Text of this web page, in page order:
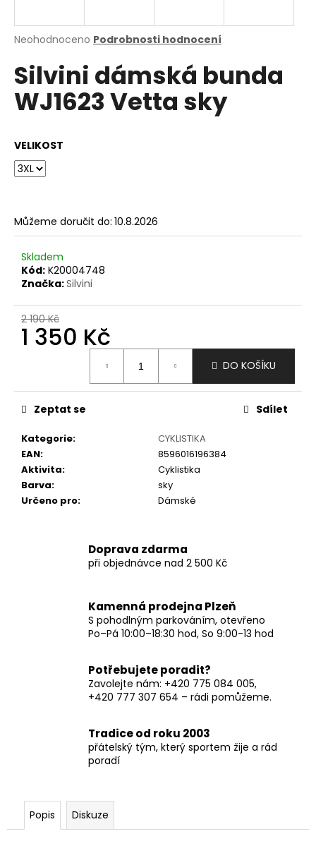
Průměrné
produktu
je
0,0
z
Neohodnoceno Podrobnosti hodnocení
Silvini dámská bunda
WJ1623 Vetta sky
VELIKOST
Můžeme doručit do: 10.8.2026
Skladem
Kód: K20004748
Značka:Silvini
2 190 Kč
1 350 Kč
DO KOŠÍKU
Kategorie:
CYKLISTIKA
EAN:
8596016196384
Aktivita:
Cyklistika
Barva:
sky
Určeno pro: Dámské
Zeptat se Sdílet
Doprava zdarma
při objednávce nad 2 500 Kč
Kamenná prodejna Plzeň
S pohodlným parkováním, otevřeno
Po–Pá 10:00–18:30 hod, So 9:00-13 hod
Potřebujete poradit?
Zavolejte nám: +420 775 084 005,
+420 777 307 654 – rádi pomůžeme.
Tradice od roku 2003
přátelský tým, který sportem žije a rád
poradí
Popis Diskuze
j
t
?
D
o
p
o
u
č
u
e